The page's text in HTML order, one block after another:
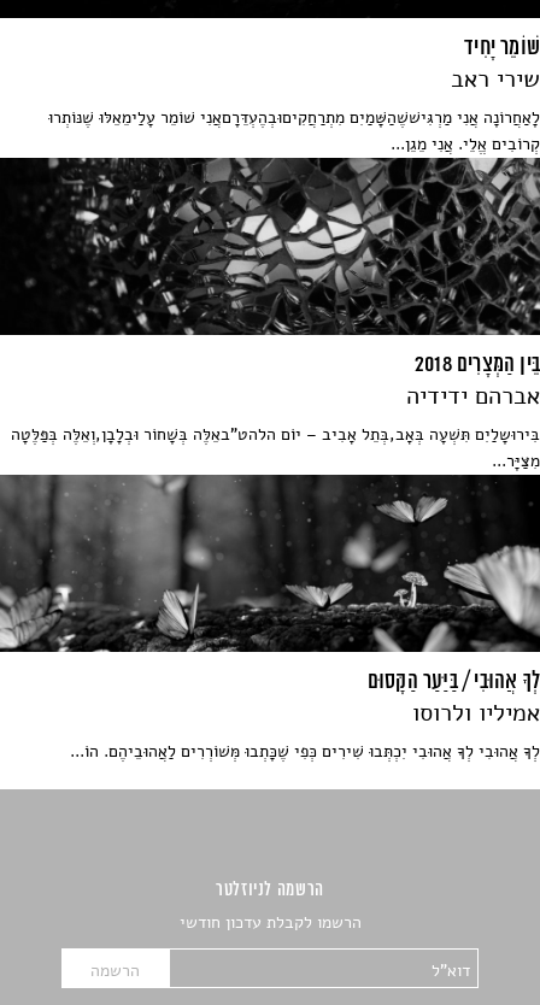
שׁוֹמֵר יָחִיד
שירי ראב
לָאַחֲרוֹנָה אֲנִי מַרְגִּישׁשֶׁהַשָּׁמַיִם מִתְרַחֲקִיםוּבְהֶעְדֵּרָםאֲנִי שׁוֹמֵר עָלַימֵאֵלּוּ שֶׁנּוֹתְרוּ
קְרוֹבִים אֱלֵי. אֲנִי מֵגֵן...
בֵּין הַמְּצָרִים 2018
אברהם ידידיה
בִּירוּשָלַיִם תִּשְׁעָה בְּאָב,בְּתֵל אָבִיב – יוֹם הלהט"באֵלֶּה בְּשָׁחוֹר וּבְלָבָן,וְאֵלֶּה בְּפַּלֶּטָה
מִצַּיָּר...
לְךָ אֲהוּבִי / בַּיַּעַר הַקָּסוּם
אמיליו ולרוסו
לְךָ אֲהוּבִי לְךָ אֲהוּבִי יִכְתְּבוּ שִׁירִים כְּפִי שֶׁכָּתְבוּ מְּשׁוֹרְרִים לַאֲהוּבֵיהֶם. הוֹ...
הרשמה לניוזלטר
הרשמו לקבלת עדכון חודשי